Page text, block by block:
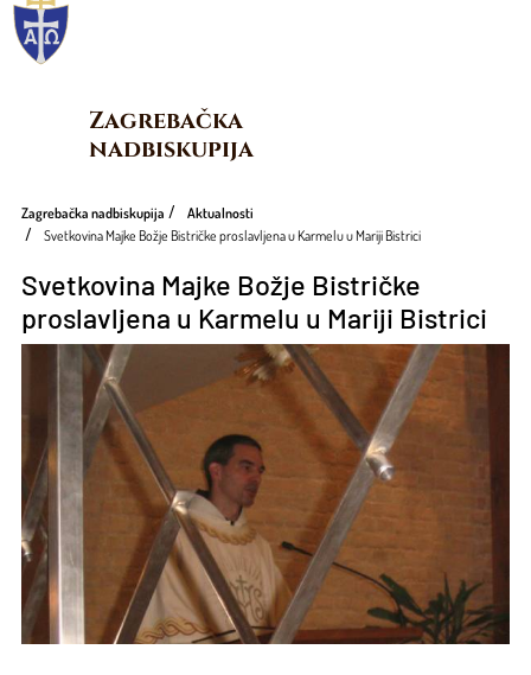
Zagrebačka
nadbiskupija
Zagrebačka nadbiskupija
Aktualnosti
Svetkovina Majke Božje Bistričke proslavljena u Karmelu u Mariji Bistrici
Svetkovina Majke Božje Bistričke
proslavljena u Karmelu u Mariji Bistrici